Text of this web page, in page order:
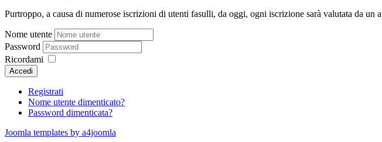
Purtroppo, a causa di numerose iscrizioni di utenti fasulli, da oggi, ogni iscrizione sarà valutata da
Nome utente
Password
Ricordami
Accedi
Registrati
Nome utente dimenticato?
Password dimenticata?
Joomla templates by a4joomla